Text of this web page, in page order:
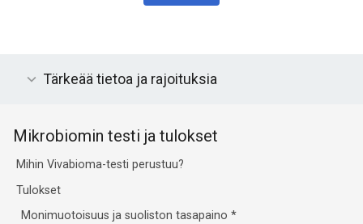
Tärkeää tietoa ja rajoituksia
Mikrobiomin testi ja tulokset
Mihin Vivabioma-testi perustuu?
Tulokset
Monimuotoisuus ja suoliston tasapaino*